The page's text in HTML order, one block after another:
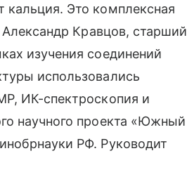
Это комплексная
Кравцов, старший
изучения соединений
использовались
ИК-спектроскопия и
научного проекта «Южный
РФ. Руководит